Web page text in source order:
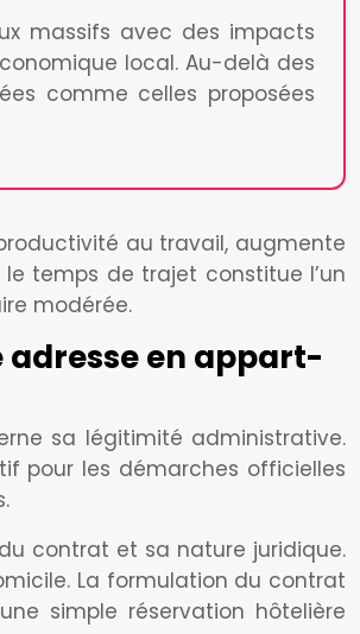
massifs avec des impacts
local. Au-delà des
comme celles proposées
au travail, augmente
temps de trajet constitue l’un
modérée.
adresse en appart-
sa légitimité administrative.
pour les démarches officielles
contrat et sa nature juridique.
La formulation du contrat
simple réservation hôtelière